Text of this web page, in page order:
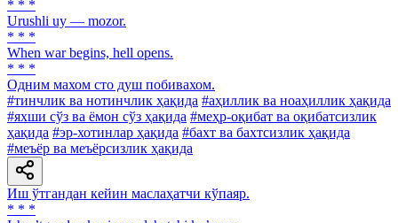
* * *
Urushli uy — mozor.
* * *
When war begins, hell opens.
* * *
Одним махом сто душ побивахом.
#тинчлик ва нотинчлик ҳақида #аҳиллик ва ноаҳиллик ҳақида
#яхши сўз ва ёмон сўз ҳақида #меҳр-оқибат ва оқибатсизлик
ҳақида #эр-хотинлар ҳақида #бахт ва бахтсизлик ҳақида
#меъёр ва меъёрсизлик ҳақида
Иш ўтгандан кейин маслаҳатчи кўпаяр.
* * *